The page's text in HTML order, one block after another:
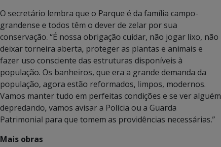
O secretário lembra que o Parque é da família campo-
grandense e todos têm o dever de zelar por sua
conservação. “É nossa obrigação cuidar, não jogar lixo, não
deixar torneira aberta, proteger as plantas e animais e
fazer uso consciente das estruturas disponíveis à
população. Os banheiros, que era a grande demanda da
população, agora estão reformados, limpos, modernos.
Vamos manter tudo em perfeitas condições e se ver alguém
depredando, vamos avisar a Polícia ou a Guarda
Patrimonial para que tomem as providências necessárias.”
Mais obras